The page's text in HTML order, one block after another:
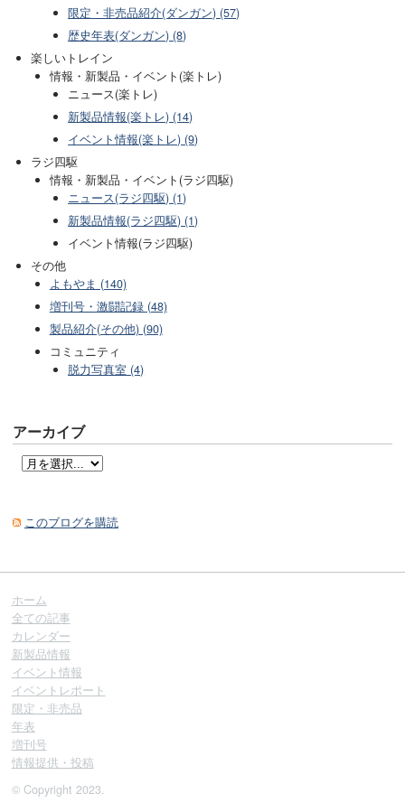
限定・非売品紹介(ダンガン) (57)
歴史年表(ダンガン) (8)
楽しいトレイン
情報・新製品・イベント(楽トレ)
ニュース(楽トレ)
新製品情報(楽トレ) (14)
イベント情報(楽トレ) (9)
ラジ四駆
情報・新製品・イベント(ラジ四駆)
ニュース(ラジ四駆) (1)
新製品情報(ラジ四駆) (1)
イベント情報(ラジ四駆)
その他
よもやま (140)
増刊号・激闘記録 (48)
製品紹介(その他) (90)
コミュニティ
脱力写真室 (4)
アーカイブ
このブログを購読
ホーム
全ての記事
カレンダー
新製品情報
イベント情報
イベントレポート
限定・非売品
年表
増刊号
情報提供・投稿
© Copyright 2023.